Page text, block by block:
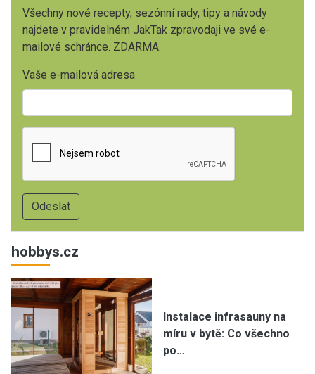
Všechny nové recepty, sezónní rady, tipy a návody
najdete v pravidelném JakTak zpravodaji ve své e-
mailové schránce. ZDARMA.
Vaše e-mailová adresa
hobbys.cz
Instalace infrasauny na
míru v bytě: Co všechno
po…